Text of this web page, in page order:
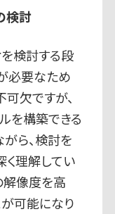
検討
検討する段
必要なため
欠ですが、
を構築できる
ら、検討を
く理解してい
解像度を高
可能になり